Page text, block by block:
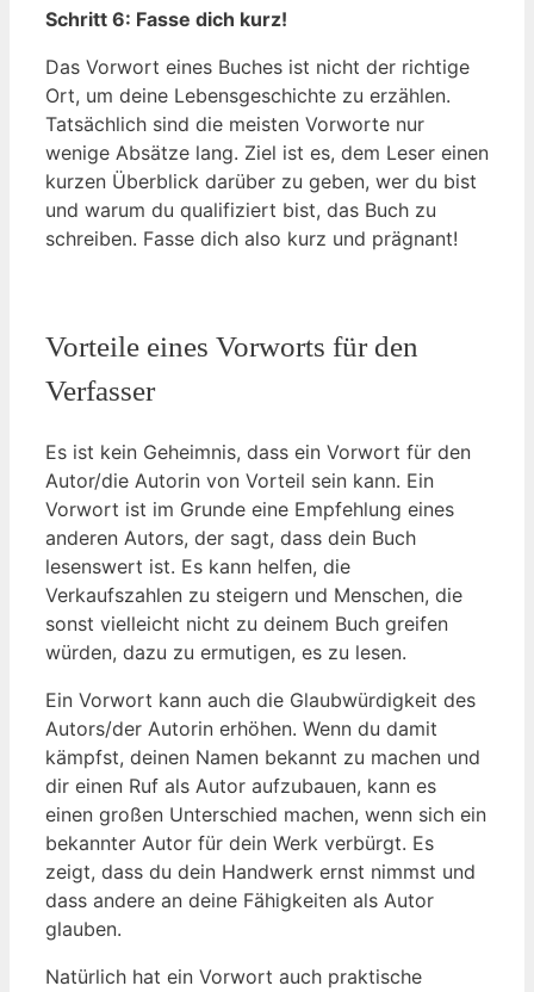
Schritt 6: Fasse dich kurz!
Das Vorwort eines Buches ist nicht der richtige
Ort, um deine Lebensgeschichte zu erzählen.
Tatsächlich sind die meisten Vorworte nur
wenige Absätze lang. Ziel ist es, dem Leser einen
kurzen Überblick darüber zu geben, wer du bist
und warum du qualifiziert bist, das Buch zu
schreiben. Fasse dich also kurz und prägnant!
Vorteile eines Vorworts für den
Verfasser
Es ist kein Geheimnis, dass ein Vorwort für den
Autor/die Autorin von Vorteil sein kann. Ein
Vorwort ist im Grunde eine Empfehlung eines
anderen Autors, der sagt, dass dein Buch
lesenswert ist. Es kann helfen, die
Verkaufszahlen zu steigern und Menschen, die
sonst vielleicht nicht zu deinem Buch greifen
würden, dazu zu ermutigen, es zu lesen.
Ein Vorwort kann auch die Glaubwürdigkeit des
Autors/der Autorin erhöhen. Wenn du damit
kämpfst, deinen Namen bekannt zu machen und
dir einen Ruf als Autor aufzubauen, kann es
einen großen Unterschied machen, wenn sich ein
bekannter Autor für dein Werk verbürgt. Es
zeigt, dass du dein Handwerk ernst nimmst und
dass andere an deine Fähigkeiten als Autor
glauben.
Natürlich hat ein Vorwort auch praktische